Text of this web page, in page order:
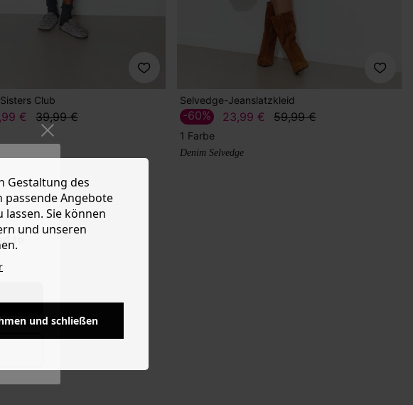
to
Club
€ 39,99 €
Selvedge-Jeanslatzkleid
23,99 € 59,99 €
-60%
1 Farbe
Denim Selvedge
Gestaltung des
passende Angebote
Sie können
und unseren
und schließen